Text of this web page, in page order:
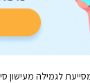
לגמילה מעישון